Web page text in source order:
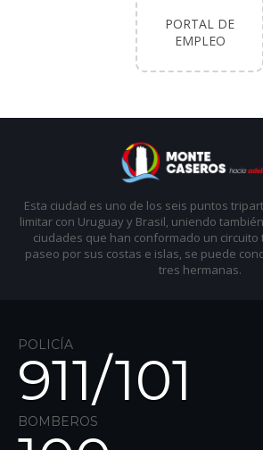
PORTAL DE
EMPLEO
Esta ciudad es uno de los seis puntos
limitar con Uruguay y Brasil, uniendo
ciudades que han conformado un circuito
paseo por sus costas e islas, se puede
tres hermanas.
POLICÍA
911/101
BOMBEROS